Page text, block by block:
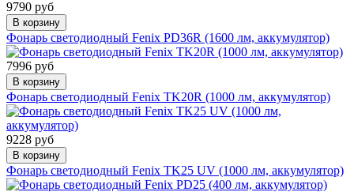
9790 руб
В корзину
Фонарь светодиодный Fenix PD36R (1600 лм, аккумулятор)
7996 руб
В корзину
Фонарь светодиодный Fenix TK20R (1000 лм, аккумулятор)
9228 руб
В корзину
Фонарь светодиодный Fenix TK25 UV (1000 лм, аккумулятор)